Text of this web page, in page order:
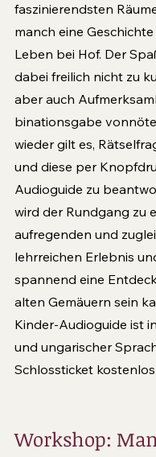
faszinierendsten
manch eine
Leben bei Hof. Der
dabei freilich nicht zu
aber auch
binationsgabe
wieder gilt es,
und diese per
Audioguide zu
wird der Rundgang zu
aufregenden und
lehrreichen Erlebnis
spannend eine
alten Gemäuern sein
Kinder-Audioguide ist
und ungarischer
Schlossticket
Workshop: